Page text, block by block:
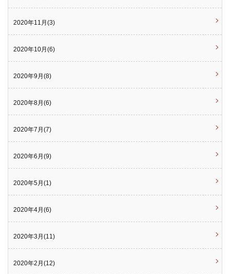
2020年11月(3)
2020年10月(6)
2020年9月(8)
2020年8月(6)
2020年7月(7)
2020年6月(9)
2020年5月(1)
2020年4月(6)
2020年3月(11)
2020年2月(12)